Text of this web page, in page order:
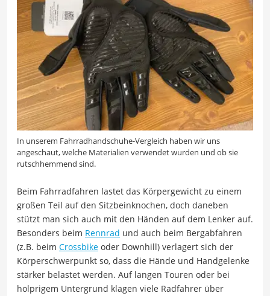
In unserem Fahrradhandschuhe-Vergleich haben wir uns
angeschaut, welche Materialien verwendet wurden und ob sie
rutschhemmend sind.
Beim Fahrradfahren lastet das Körpergewicht zu einem
großen Teil auf den Sitzbeinknochen, doch daneben
stützt man sich auch mit den Händen auf dem Lenker auf.
Besonders beim Rennrad und auch beim Bergabfahren
(z.B. beim Crossbike oder Downhill) verlagert sich der
Körperschwerpunkt so, dass die Hände und Handgelenke
stärker belastet werden. Auf langen Touren oder bei
holprigem Untergrund klagen viele Radfahrer über